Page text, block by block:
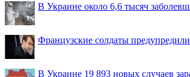
В Украине около 6,6 тысяч
Французские солдаты
В Украине 19 893 новых случаев